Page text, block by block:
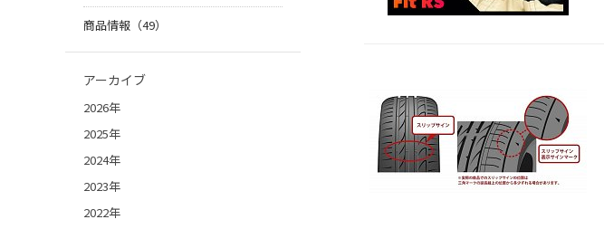
商品情報（49）
アーカイブ
2026年
2025年
2024年
2023年
2022年